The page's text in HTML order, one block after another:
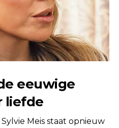
eeuwige
liefde
Meis staat opnieuw